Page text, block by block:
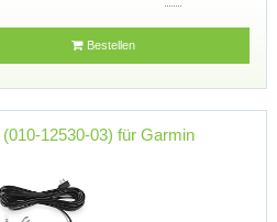
Bestellen
12530-03) für Garmin